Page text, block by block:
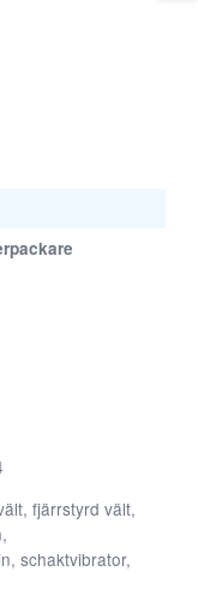
fjärrstyrd vält,
schaktvibrator,